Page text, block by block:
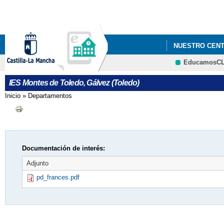
NUESTRO
IES Montes de Toledo, Gálvez (Toledo)
Se encuentra usted aquí
Inicio » Departamentos
Documentación de interés:
Adjunto
pd_frances.pdf